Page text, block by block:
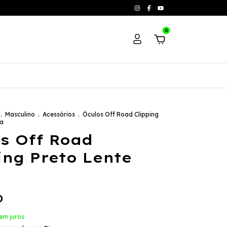
0
. Masculino . Acessórios . Óculos Off Road Clipping
Off Road
Preto Lente
juros